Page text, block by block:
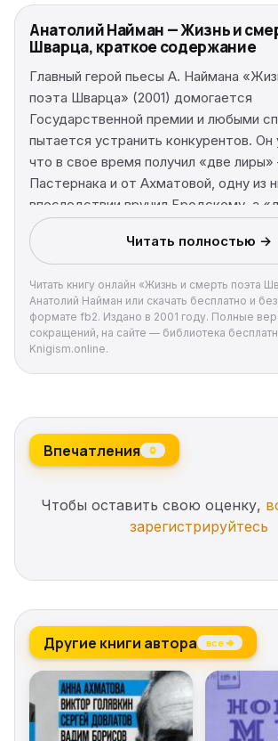
Анатолий Найман — Жизнь и
Шварца, краткое содержание
Главный герой пьесы А. Наймана
поэта Шварца» (2001) домогается
Государственной премии и любыми
пытается устранить конкурентов.
что в свое время получил «две
Пастернака и от Ахматовой, одну из
впоследствии вручил Бродскому, а
оставил себе». Многие ценители
полагают, что прототипом главного
поэт Евгений Рейн.
Читать полностью →
Читать книгу онлайн «Жизнь и смерть поэта
Анатолий Найман или скачать бесплатно и
формате fb2. Издано в 2001 году. Полные
сокращений, на сайте — библиотека
Knigism.online.
Впечатления 0
Чтобы оставить свою оценку,
зарегистрируйтесь
Другие книги автора все →